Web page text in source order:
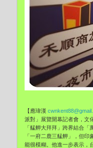
【應瑋漢
派對」展覽開幕記者會，文
「艋舺大拜拜」跨界結合
「一府二鹿三艋舺」，但
能很模糊。他進一步表示，